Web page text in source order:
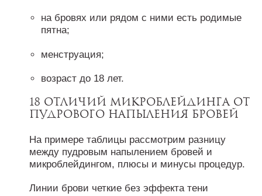
на бровях или рядом с ними есть родимые
пятна;
менструация;
возраст до 18 лет.
18 отличий микроблейдинга от
пудрового напыления бровей
На примере таблицы рассмотрим разницу
между пудровым напылением бровей и
микроблейдингом, плюсы и минусы процедур.
Линии брови четкие без эффекта тени